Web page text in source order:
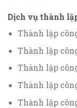
Dịch vụ thành
Thành lập
Thành lập
Thành lập
Thành lập
Thành lập